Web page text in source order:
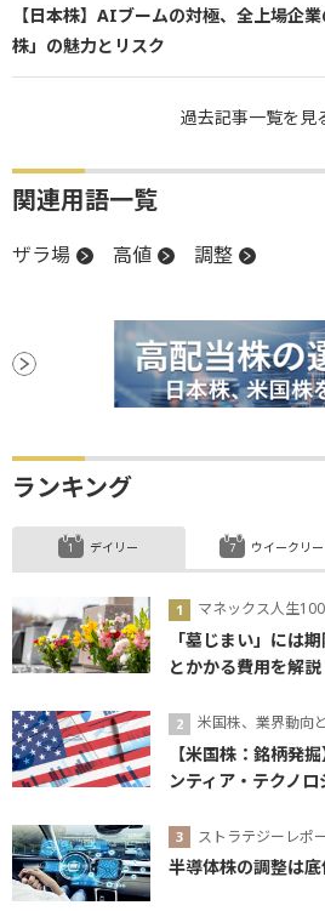
【日本株】AIブームの対極、全上場企
株」の魅力とリスク
過去記事一覧を見
関連用語一覧
ザラ場 高値 調整
ランキング
デイリー
マネックス人生
「墓じまい」には
とかかる費用を解説
米国株、業界動向
【米国株：銘柄発
ンティア・テクノロ
ストラテジーレポ
半導体株の調整は
ウイークリー